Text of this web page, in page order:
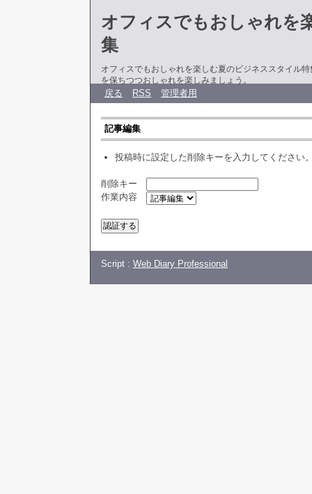
オフィスでもおしゃれを
集
オフィスでもおしゃれを楽しむ夏のビジネススタイル
を保ちつつおしゃれを楽しみましょう。
戻る RSS 管理者用
記事編集
投稿時に設定した削除キーを入力してください
削除キー
作業内容
Script : Web Diary Professional